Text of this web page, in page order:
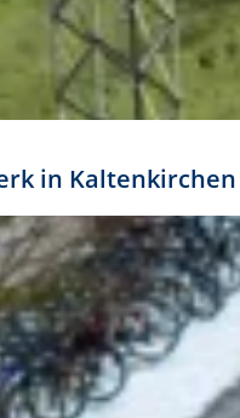
in Kaltenkirchen